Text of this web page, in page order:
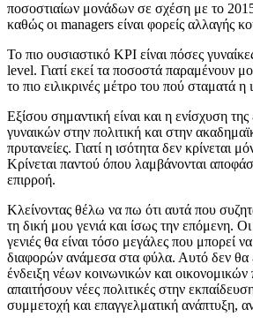
ποσοστιαίων μονάδων σε σχέση με το
καθώς οι managers είναι φορείς αλλαγής
Το πιο ουσιαστικό KPI είναι πόσες
level. Γιατί εκεί τα ποσοστά παραμένουν
το πιο ειλικρινές μέτρο του πού σταματά η
Εξίσου σημαντική είναι και η ενίσχυση
γυναικών στην πολιτική και στην
πρυτανείες. Γιατί η ισότητα δεν κρίνεται
Κρίνεται παντού όπου λαμβάνονται
επιρροή.
Κλείνοντας θέλω να πω ότι αυτά που
τη δική μου γενιά και ίσως την επόμενη.
γενιές θα είναι τόσο μεγάλες που μπορεί
διαφορών ανάμεσα στα φύλα. Αυτό δεν θα
ένδειξη νέων κοινωνικών και
απαιτήσουν νέες πολιτικές στην
συμμετοχή και επαγγελματική ανάπτυξη,